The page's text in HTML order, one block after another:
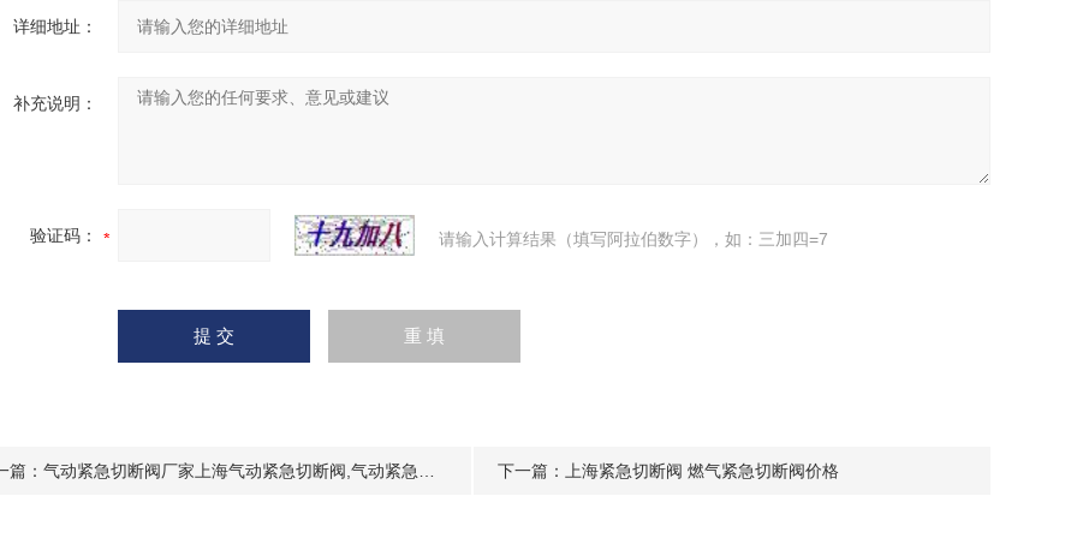
详细地址：
补充说明：
验证码： 请输入计算结果（填写阿拉伯数字），如：三加四=7
篇： 气动紧急切断阀厂家上海气动紧急切断阀,气动紧急切断阀价格 下一篇： 上海紧急切断阀 燃气紧急切断阀价格